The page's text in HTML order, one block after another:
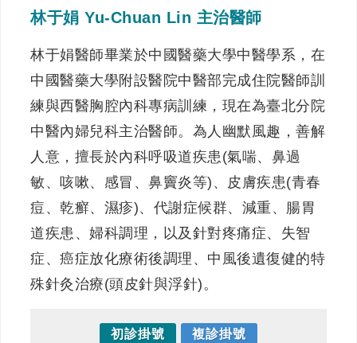
林于娟 Yu-Chuan Lin 主治醫師
林于娟醫師畢業於中國醫藥大學中醫學系，在
中國醫藥大學附設醫院中醫部完成住院醫師訓
練與西醫胸腔內科專病訓練，現在為臺北分院
中醫內婦兒科主治醫師。為人幽默風趣，善解
人意，擅長於內科呼吸道疾患(氣喘、鼻過
敏、咳嗽、感冒、鼻竇炎等)、皮膚疾患(青春
痘、乾癬、濕疹)、代謝症候群、減重、腸胃
道疾患、婦科調理，以及針對疼痛症、失智
症、癌症放化療術後調理、中風後遺復健的特
殊針灸治療(頭皮針與浮針)。
初診掛號 複診掛號